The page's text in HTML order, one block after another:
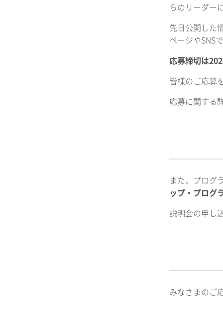
らのリーダー
先日公開した
ページやSNS
応募締切は
皆様のご応募
応募に関する
また、プログ
ップ・プログ
説明会の申し
みなさまのご